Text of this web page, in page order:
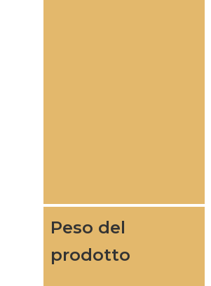
Peso del
prodotto